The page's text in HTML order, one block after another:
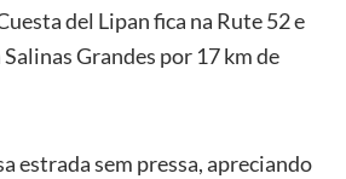
del Lipan fica na Rute 52 e
Grandes por 17 km de
estrada sem pressa, apreciando